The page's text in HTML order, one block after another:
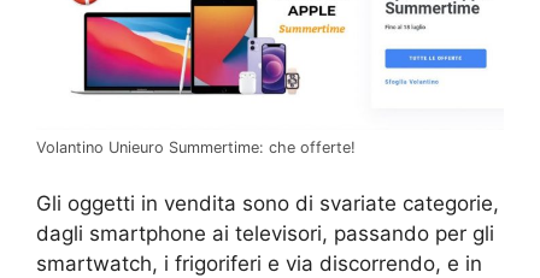
Volantino Unieuro Summertime: che offerte!
Gli oggetti in vendita sono di svariate categorie,
dagli smartphone ai televisori, passando per gli
smartwatch, i frigoriferi e via discorrendo, e in